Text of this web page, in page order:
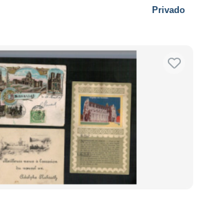
Privado